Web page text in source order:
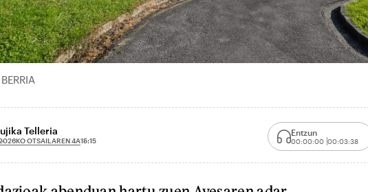
Telleria
OTSAILAREN 4A15:15
Entzun
00:00:00 00:03:38